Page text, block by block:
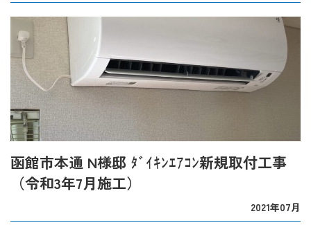
函館市本通 N様邸 ﾀﾞｲｷﾝｴｱｺﾝ新規取付工事
（令和3年7月施工）
2021年07月